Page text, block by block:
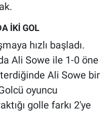
İKİ GOL
hızlı başladı.
Ali Sowe ile 1-0 öne
Ali Sowe bir
oyuncu
golle farkı 2'ye